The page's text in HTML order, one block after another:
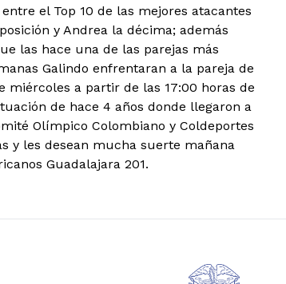
el Top 10 de las mejores atacantes
y Andrea la décima; además
las hace una de las parejas más
Galindo enfrentaran a la pareja de
miércoles a partir de las 17:00 horas de
de hace 4 años donde llegaron a
Olímpico Colombiano y Coldeportes
y les desean mucha suerte mañana
Guadalajara 201.